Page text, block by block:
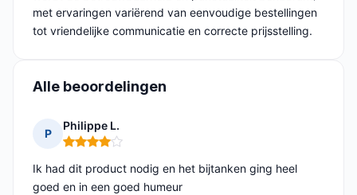
met ervaringen variërend van eenvoudige bestellingen
tot vriendelijke communicatie en correcte prijsstelling.
Alle beoordelingen
P
Philippe L.
Opmerking: 4 van 5
Ik had dit product nodig en het bijtanken ging heel
goed en in een goed humeur